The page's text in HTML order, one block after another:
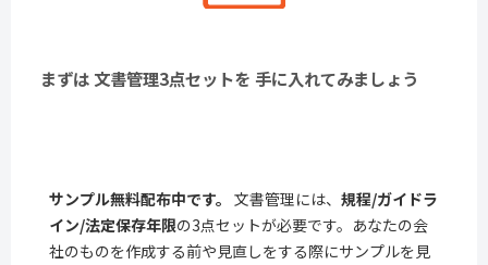
まずは 文書管理3点セットを 手に入れてみましょう
サンプル無料配布中です。 文書管理には、 規程/ガイドラ
イン/法定保存年限の3点セットが必要です。あなたの会
社のものを作成する前や見直しをする際にサンプルを見